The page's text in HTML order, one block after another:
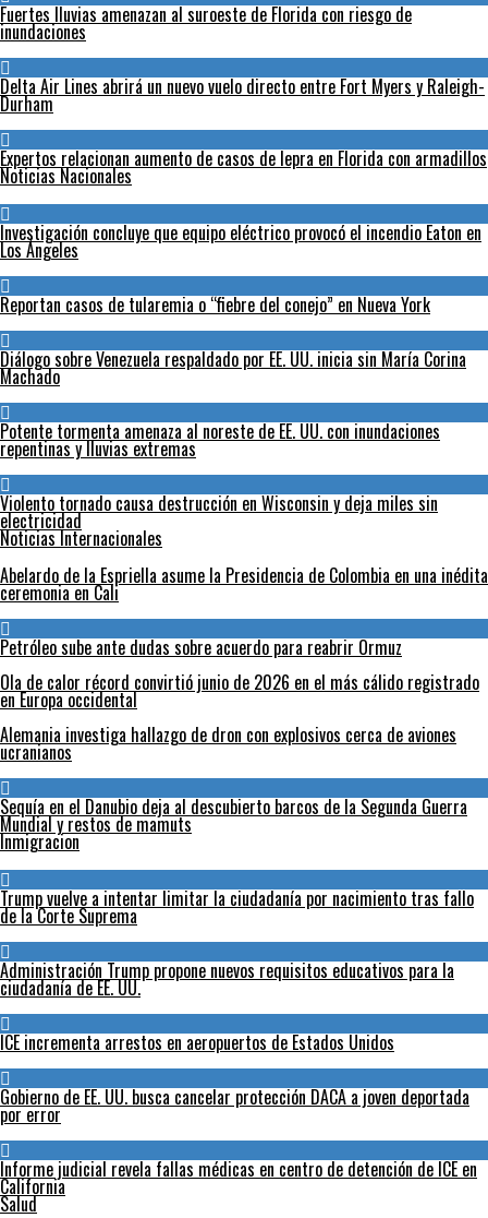
Fuertes lluvias amenazan al suroeste de Florida con riesgo de
inundaciones
Delta Air Lines abrirá un nuevo vuelo directo entre Fort Myers y Raleigh-
Durham
Expertos relacionan aumento de casos de lepra en Florida con armadillos
Noticias Nacionales
Investigación concluye que equipo eléctrico provocó el incendio Eaton en
Los Ángeles
Reportan casos de tularemia o “fiebre del conejo” en Nueva York
Diálogo sobre Venezuela respaldado por EE. UU. inicia sin María Corina
Machado
Potente tormenta amenaza al noreste de EE. UU. con inundaciones
repentinas y lluvias extremas
Violento tornado causa destrucción en Wisconsin y deja miles sin
electricidad
Noticias Internacionales
Abelardo de la Espriella asume la Presidencia de Colombia en una inédita
ceremonia en Cali
Petróleo sube ante dudas sobre acuerdo para reabrir Ormuz
Ola de calor récord convirtió junio de 2026 en el más cálido registrado
en Europa occidental
Alemania investiga hallazgo de dron con explosivos cerca de aviones
ucranianos
Sequía en el Danubio deja al descubierto barcos de la Segunda Guerra
Mundial y restos de mamuts
Inmigracion
Trump vuelve a intentar limitar la ciudadanía por nacimiento tras fallo
de la Corte Suprema
Administración Trump propone nuevos requisitos educativos para la
ciudadanía de EE. UU.
ICE incrementa arrestos en aeropuertos de Estados Unidos
Gobierno de EE. UU. busca cancelar protección DACA a joven deportada
por error
Informe judicial revela fallas médicas en centro de detención de ICE en
California
Salud